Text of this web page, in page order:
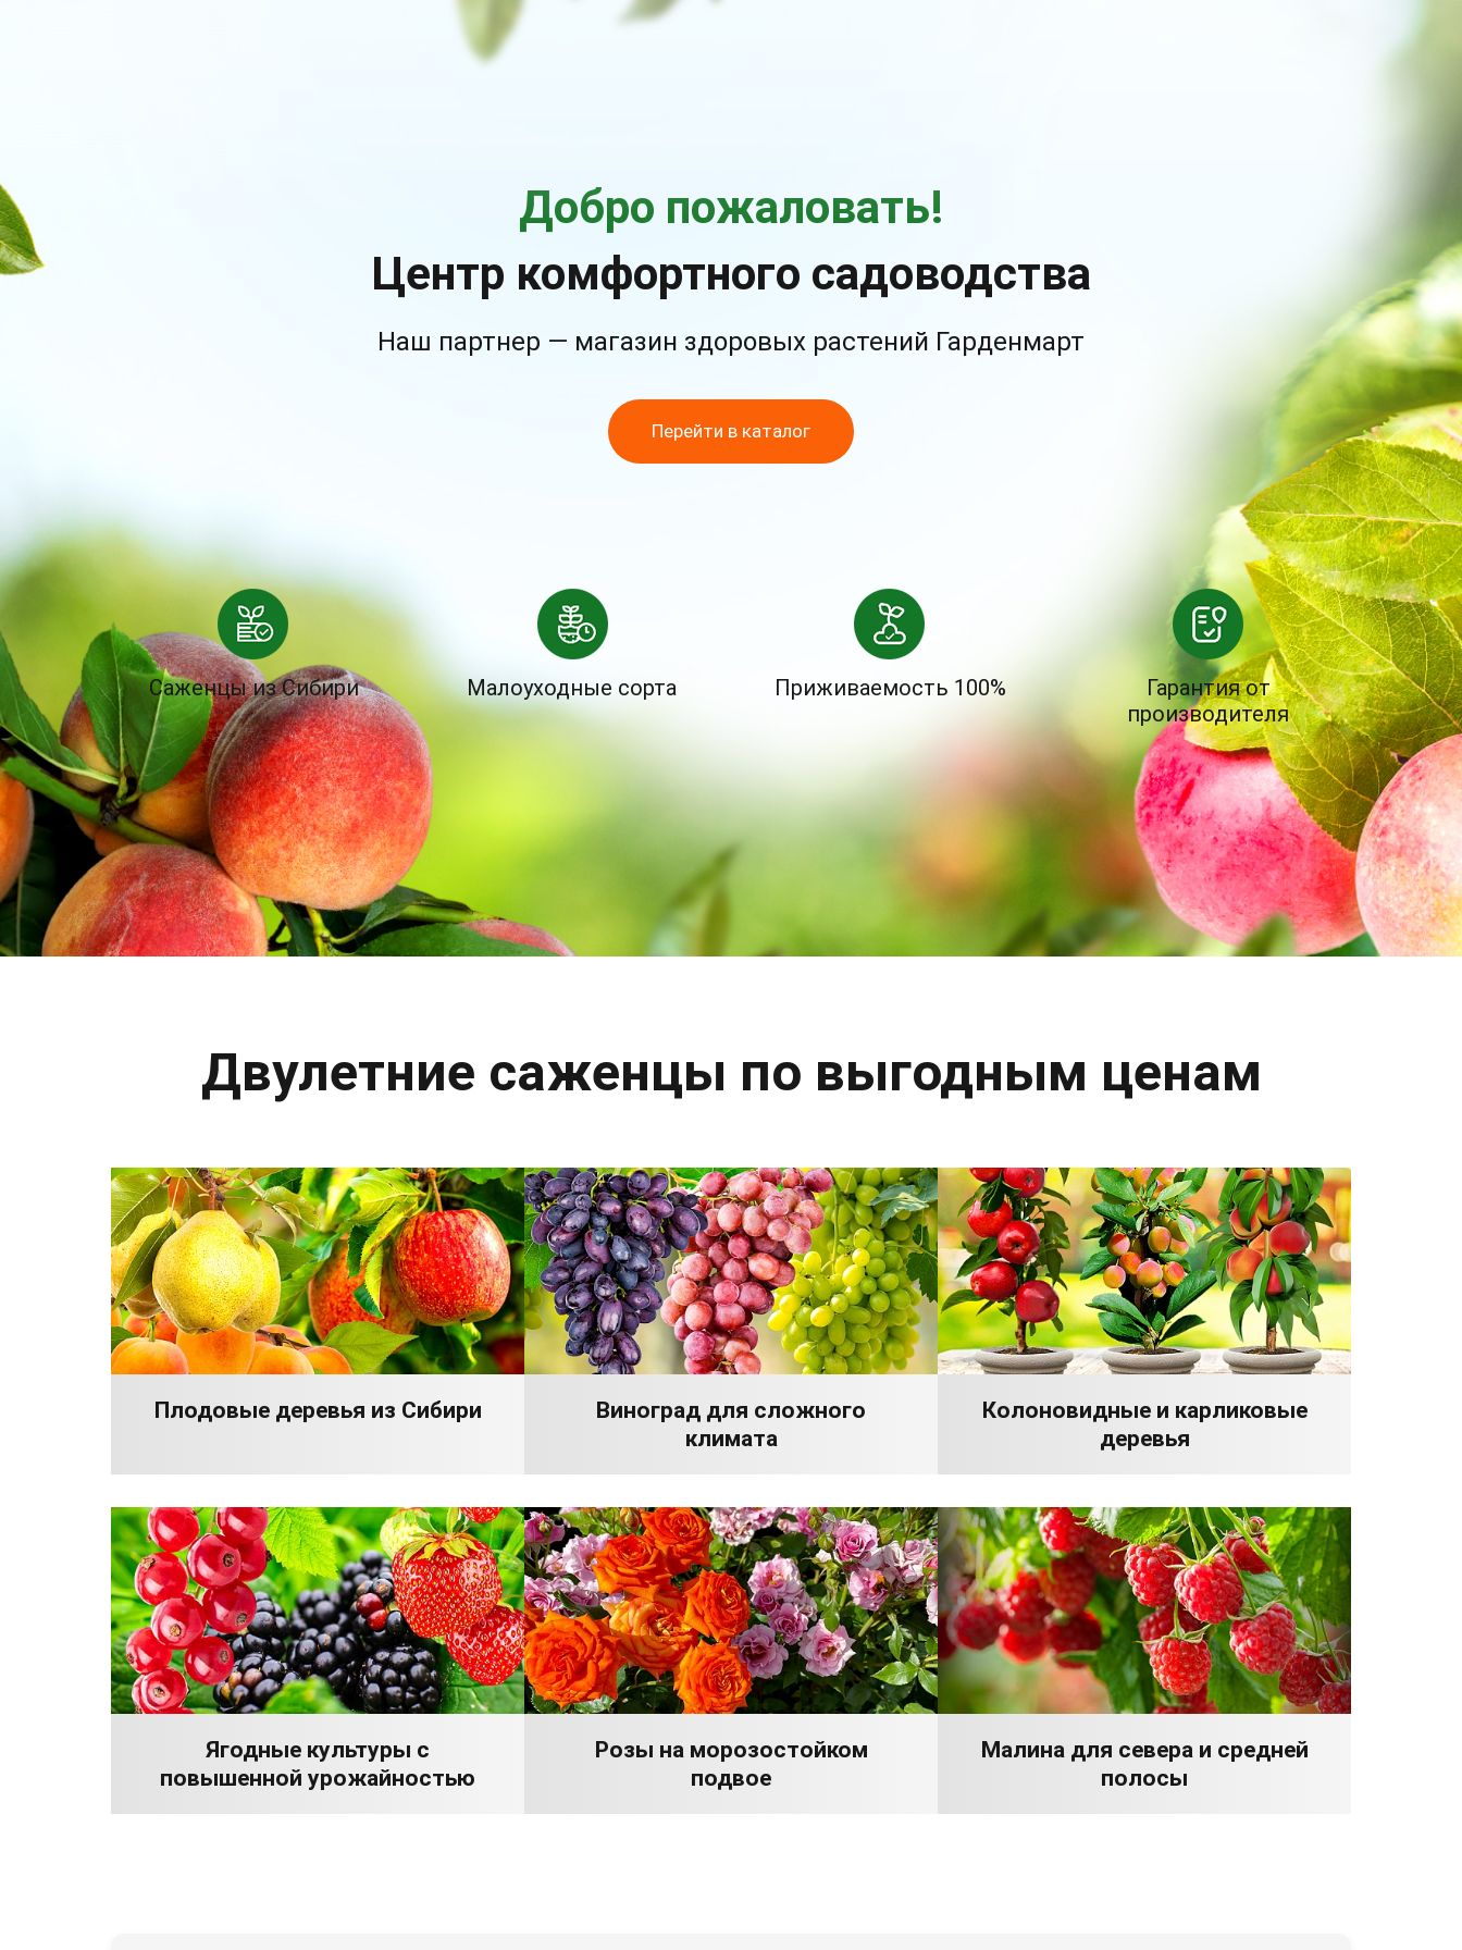
Добро пожаловать!
Центр комфортного садоводства
Наш партнер — магазин здоровых растений Гарденмарт
Перейти в каталог
Саженцы из Сибири Малоуходные сорта Приживаемость 100%
Гарантия от
производителя
Двулетние саженцы по выгодным ценам
Плодовые деревья из Сибири
Виноград для сложного
климата
Колоновидные и карликовые
деревья
Ягодные культуры с
повышенной урожайностью
Розы на морозостойком
подвое
Малина для севера и средней
полосы